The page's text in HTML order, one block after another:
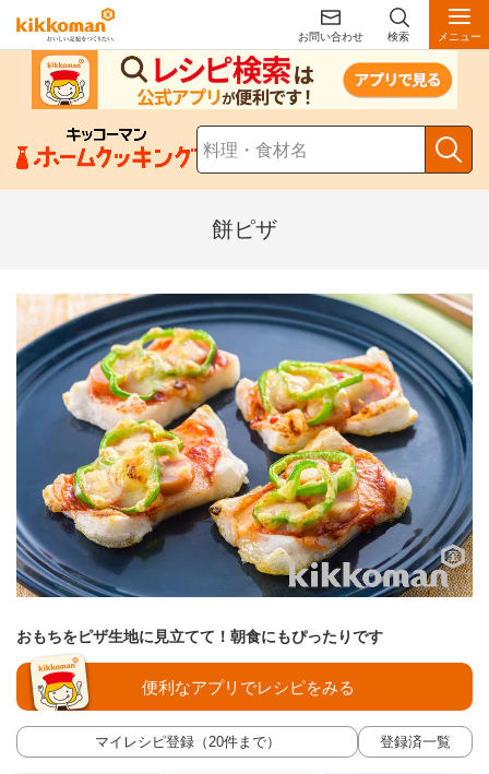
お問い合わせ 検索 メニュー
餅ピザ
おもちをピザ生地に見立てて！朝食にもぴったりです
マイレシピ登録（20件まで） 登録済一覧
便利なアプリでレシピをみる